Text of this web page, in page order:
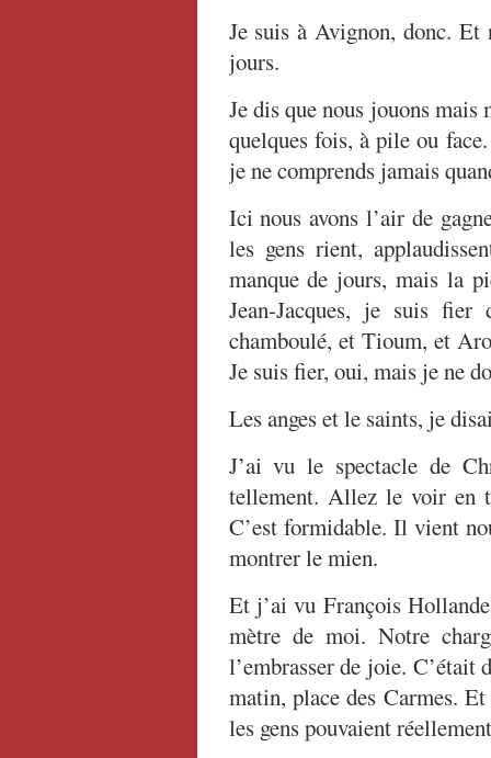
Je suis à Avignon, donc.
jours.
Je dis que nous jouons
quelques fois, à pile ou
je ne comprends jamais
Ici nous avons l’air de
les gens rient,
manque de jours, mais la
Jean-Jacques, je suis
chamboulé, et Tioum, et
Je suis fier, oui, mais je ne
Les anges et le saints, je
J’ai vu le spectacle de
tellement. Allez le voir en
C’est formidable. Il vient
montrer le mien.
Et j’ai vu François
mètre de moi. Notre
l’embrasser de joie.
matin, place des Carmes.
les gens pouvaient